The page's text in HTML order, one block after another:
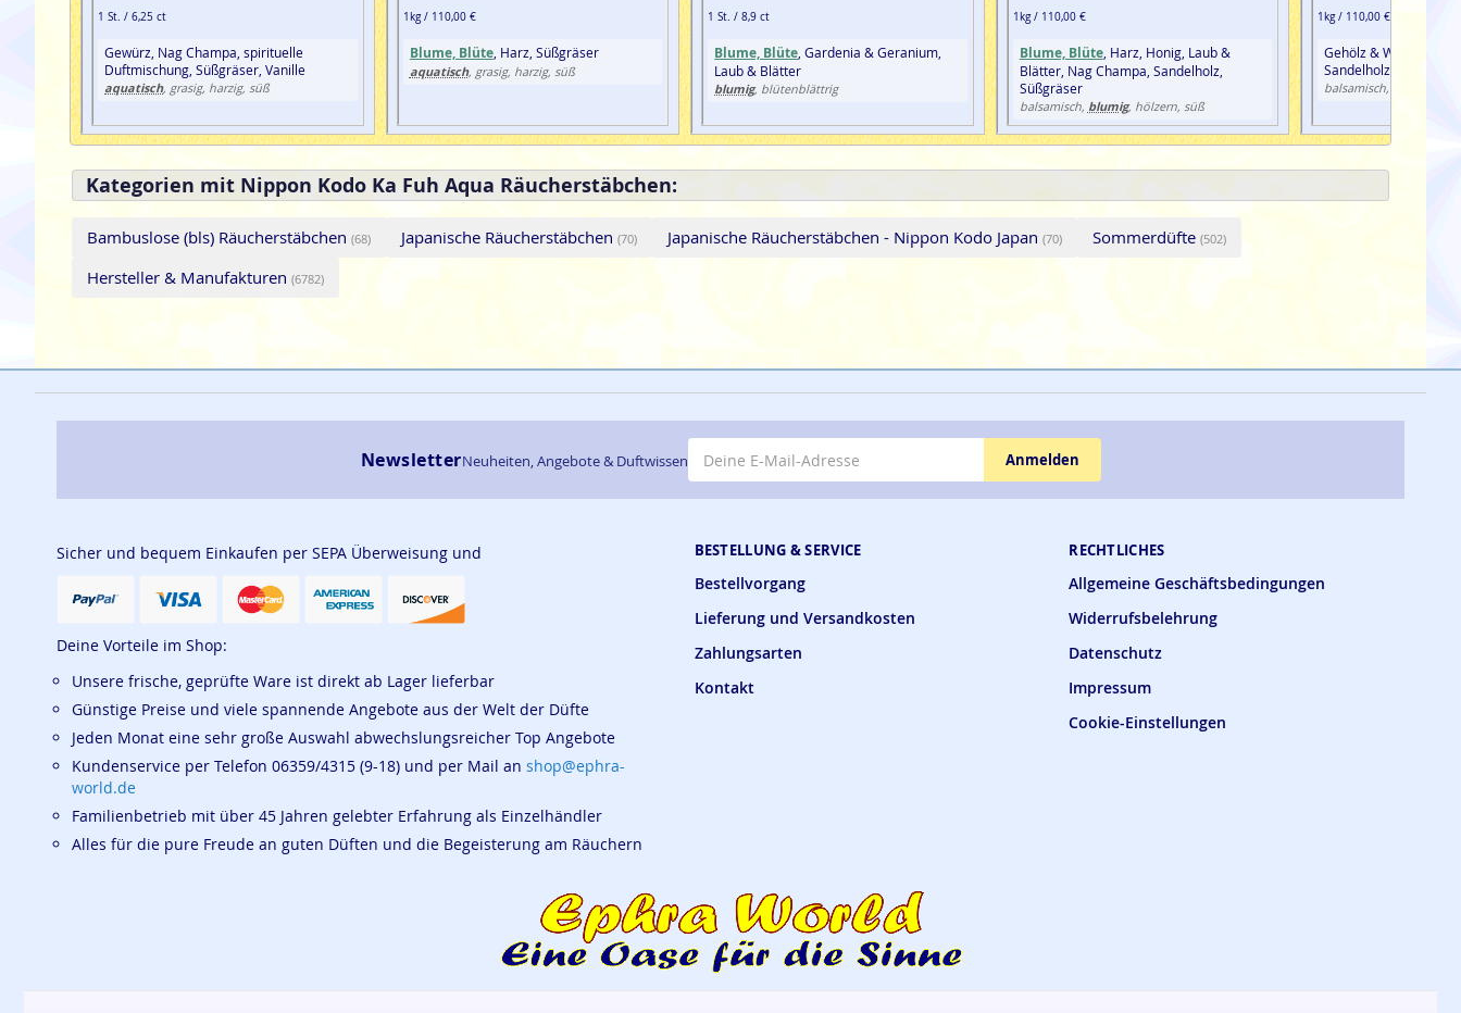
1 St. / 6,25 ct
Gewürz, Nag Champa, spirituelle
Duftmischung, Süßgräser, Vanille
aquatisch, grasig, harzig, süß
1kg / 110,00 €
Blume, Blüte, Harz, Süßgräser
aquatisch, grasig, harzig, süß
1 St. / 8,9 ct
Blume, Blüte , Gardenia & Geranium,
Laub & Blätter
blumig, blütenblättrig
1kg / 110,00 €
Blume, Blüte, Harz, Honig, Laub &
Blätter, Nag Champa, Sandelholz,
Süßgräser
balsamisch, blumig, hölzern, süß
1kg / 110,00 €
Gehölz & Wurzeln,
Sandelholz
balsamisch, harzig,
Kategorien mit Nippon Kodo Ka Fuh Aqua Räucherstäbchen:
Bambuslose (bls) Räucherstäbchen (68) Japanische Räucherstäbchen (70) Japanische Räucherstäbchen - Nippon Kodo Japan (70) Sommerdüfte (502)
Hersteller & Manufakturen (6782)
BESTELLUNG & SERVICE
Bestellvorgang
Lieferung und Versandkosten
Zahlungsarten
Kontakt
RECHTLICHES
Allgemeine Geschäftsbedingungen
Widerrufsbelehrung
Datenschutz
Impressum
Cookie-Einstellungen
NewsletterNeuheiten, Angebote & Duftwissen Anmelden
Sicher und bequem Einkaufen per SEPA Überweisung und
Deine Vorteile im Shop:
Unsere frische, geprüfte Ware ist direkt ab Lager lieferbar
Günstige Preise und viele spannende Angebote aus der Welt der Düfte
Jeden Monat eine sehr große Auswahl abwechslungsreicher Top Angebote
Kundenservice per Telefon 06359/4315 (9-18) und per Mail an shop@ephra-
world.de
Familienbetrieb mit über 45 Jahren gelebter Erfahrung als Einzelhändler
Alles für die pure Freude an guten Düften und die Begeisterung am Räuchern